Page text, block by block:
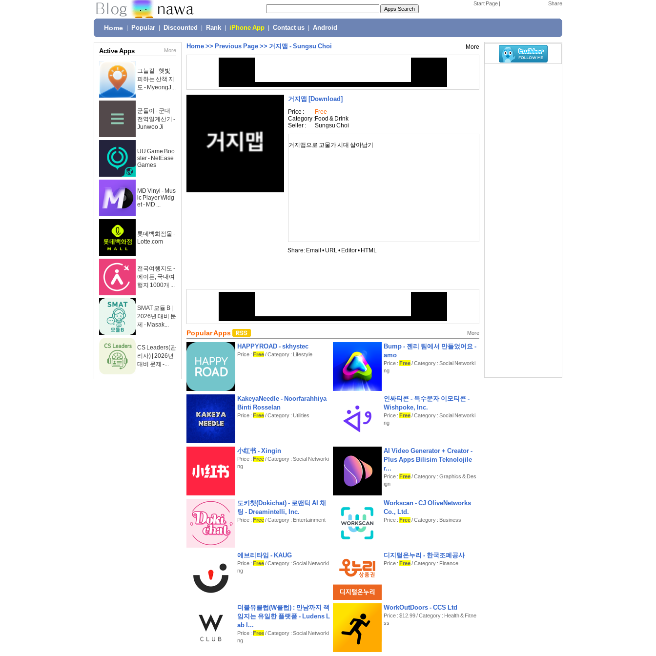
Start Page |
Home Popular Discounted Rank iPhone App Contact us Android
Active Apps More
그늘길 - 햇빛
피하는 산책 지
도 - MyeongJ...
군돌이 - 군대
전역일계산기 -
Junwoo Ji
UU Game Boo
ster - NetEase
Games
MD Vinyl - Mus
ic Player Widg
et - MD ...
롯데백화점몰 -
Lotte.com
전국여행지도 -
에이든, 국내여
행지 1000개 ...
SMAT 모듈 B |
2026년 대비 문
제 - Masak...
CS Leaders(관
리사) | 2026년
대비 문제 -...
Home >> Previous Page >> 거지맵 - Sungsu Choi More
거지맵 [Download]
Price :
Free
Category :Food & Drink
Seller :
Sungsu Choi
Share: Email • URL• Editor• HTML
Popular Apps More
HAPPYROAD - skhystec
Price : Free/ Category : Lifestyle
Bump - 젠리 팀에서 만들었어요 -
amo
Price : Free/ Category : Social Networki
ng
KakeyaNeedle - Noorfarahhiya
Binti Rosselan
Price : Free/ Category : Utilities
인싸티콘 - 특수문자 이모티콘 -
Wishpoke, Inc.
Price : Free/ Category : Social Networki
ng
小红书 - Xingin
Price : Free/ Category : Social Networki
ng
AI Video Generator + Creator -
Plus Apps Bilisim Teknolojile
r...
Price : Free/ Category : Graphics & Des
ign
도키챗(Dokichat) - 로맨틱 AI 채
팅 - Dreamintelli, Inc.
Price : Free/ Category : Entertainment
Workscan - CJ OliveNetworks
Co., Ltd.
Price : Free/ Category : Business
에브리타임 - KAUG
Price : Free/ Category : Social Networki
ng
디지털온누리 - 한국조폐공사
Price : Free/ Category : Finance
더블유클럽(W클럽) : 만남까지 책
임지는 유일한 플랫폼 - Ludens L
ab I...
Price : Free/ Category : Social Networki
ng
WorkOutDoors - CCS Ltd
Price : $12.99 / Category : Health & Fitne
ss